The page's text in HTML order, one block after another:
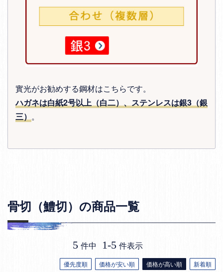
實光がお勧めする鋼材はこちらです。
ハガネは白紙2号以上（白二）、ステンレスは銀3（銀
三） 。
骨切（鱧切）の商品一覧
優先度順 価格が安い順 価格が高い順 新着順
5 件中 1-5 件表示